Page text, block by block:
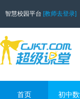
智慧校园平台 [教师去登录]
首页 初中